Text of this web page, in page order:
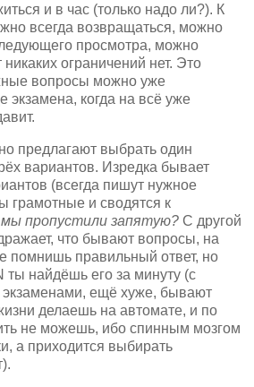
и в час (только надо ли?). К
всегда возвращаться, можно
просмотра, можно
ограничений нет. Это
вопросы можно уже
экзамена, когда на всё уже
предлагают выбрать один
вариантов. Изредка бывает
(всегда пишут нужное
грамотные и сводятся к
мы пропустили запятую? С другой
что бывают вопросы, на
помнишь правильный ответ, но
ты найдёшь его за минуту (с
ещё хуже, бывают
делаешь на автомате, и по
не можешь, ибо спинным мозгом
а приходится выбирать